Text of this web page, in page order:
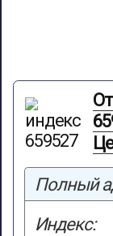
Полный
Индекс: